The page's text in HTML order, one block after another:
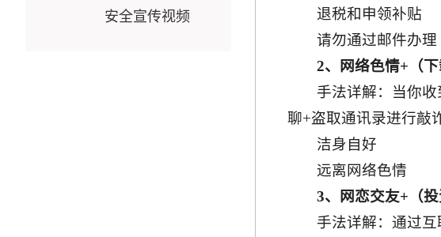
安全宣传视频
退税和申领补贴
请勿通过邮件办理
2、网络色情+（
手法详解：当你
聊+盗取通讯录进行敲
洁身自好
远离网络色情
3、网恋交友+（
手法详解：通过